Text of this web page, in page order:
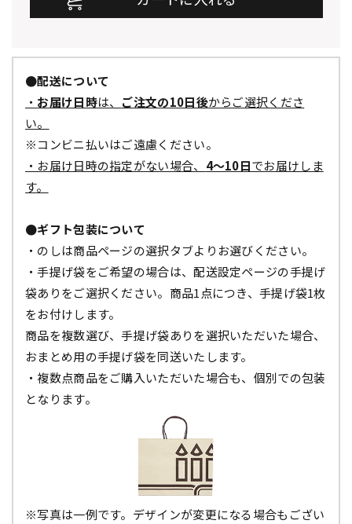
●配送について
・ お届け日時は、 ご注文の10日後からご選択くださ
い。
※コンビニ払いはご遠慮ください。
・お届け日時の指定がない場合、 4～10日でお届けしま
す。
●ギフト包装について
・のしは商品ページの選択タブよりお選びください。
・手提げ袋をご希望の場合は、配送設定ページの手提げ
袋ありをご選択ください。商品1点につき、手提げ袋1枚
をお付けします。
商品を複数選び、手提げ袋ありを選択いただいた場合、
おまとめ用の手提げ袋を同送いたします。
・複数点商品をご購入いただいた場合も、個別での包装
となります。
※写真は一例です。デザインが変更になる場合もござい